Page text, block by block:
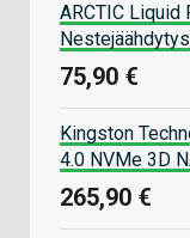
ARCTIC
75,90 €
Kingston
4.0 NVMe 3D
265,90 €